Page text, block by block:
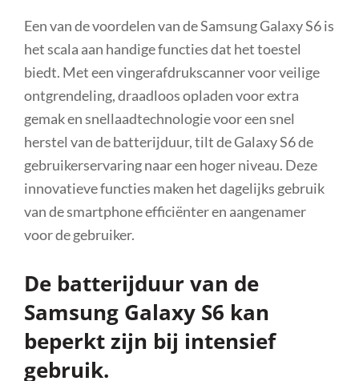
Een van de voordelen van de Samsung Galaxy S6 is
het scala aan handige functies dat het toestel
biedt. Met een vingerafdrukscanner voor veilige
ontgrendeling, draadloos opladen voor extra
gemak en snellaadtechnologie voor een snel
herstel van de batterijduur, tilt de Galaxy S6 de
gebruikerservaring naar een hoger niveau. Deze
innovatieve functies maken het dagelijks gebruik
van de smartphone efficiënter en aangenamer
voor de gebruiker.
De batterijduur van de
Samsung Galaxy S6 kan
beperkt zijn bij intensief
gebruik.